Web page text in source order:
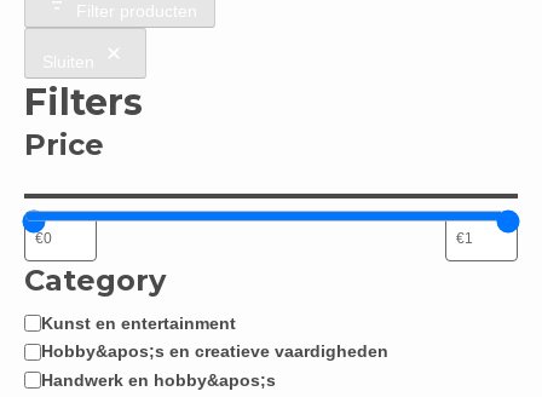
Filter producten
Sluiten
Filters
Price
Category
Categorie
Kunst en entertainment
Hobby&apos;s en creatieve vaardigheden
Handwerk en hobby&apos;s